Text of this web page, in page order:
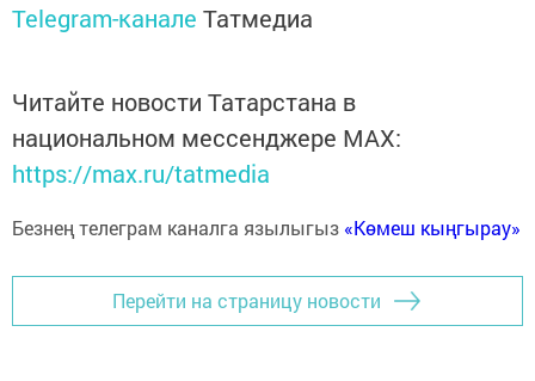
Telegram-канале Татмедиа
Читайте новости Татарстана в
национальном мессенджере MАХ:
https://max.ru/tatmedia
Безнең телеграм каналга язылыгыз «Көмеш кыңгырау»
Перейти на страницу новости